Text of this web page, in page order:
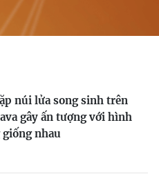
núi lửa song sinh trên
gây ấn tượng với hình
giống nhau